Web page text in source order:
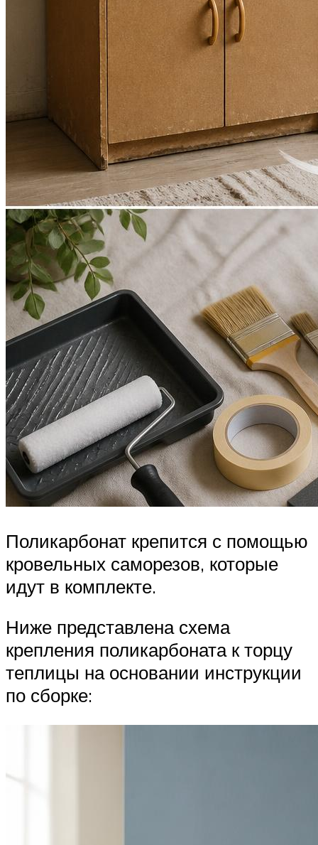
Поликарбонат крепится с помощью
кровельных саморезов, которые
идут в комплекте.
Ниже представлена схема
крепления поликарбоната к торцу
теплицы на основании инструкции
по сборке: